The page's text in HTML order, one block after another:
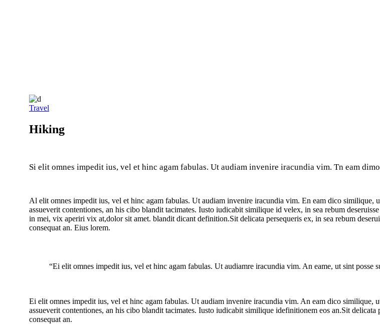
Travel
Hiking
Si elit omnes impedit ius, vel et hinc agam fabulas. Ut audiam invenire iracundia vim. Tn eam
Al elit omnes impedit ius, vel et hinc agam fabulas. Ut audiam invenire iracundia vim. En eam dico similique,
assueverit contentiones, an his cibo blandit tacimates. Iusto iudicabit similique id velex, in sea rebum
in mei, vix aperiri vix at,dolor sit amet. blandit dicant definition.Sit delicata persequeris ex, in sea rebum
consequat an. Eius lorem.
“Ei elit omnes impedit ius, vel et hinc agam fabulas. Ut audiamre iracundia vim. An eame, ut sint posse
Ei elit omnes impedit ius, vel et hinc agam fabulas. Ut audiam invenire iracundia vim. An eam dico similique,
assueverit contentiones, an his cibo blandit tacimates. Iusto iudicabit similique idefinitionem eos an.Sit
consequat an.